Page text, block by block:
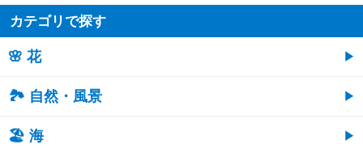
カテゴリで探す
🌸 花
🏞️ 自然・風景
🏖 海